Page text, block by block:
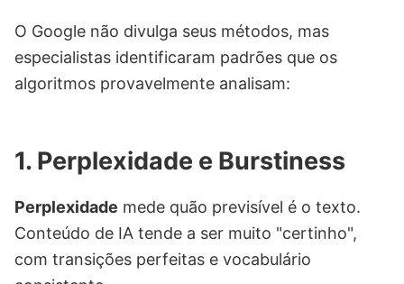
O Google não divulga seus métodos, mas
especialistas identificaram padrões que os
algoritmos provavelmente analisam:
1. Perplexidade e Burstiness
Perplexidade mede quão previsível é o texto.
Conteúdo de IA tende a ser muito "certinho",
com transições perfeitas e vocabulário